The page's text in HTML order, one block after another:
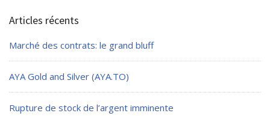
Articles récents
Marché des contrats: le grand bluff
AYA Gold and Silver (AYA.TO)
Rupture de stock de l’argent imminente